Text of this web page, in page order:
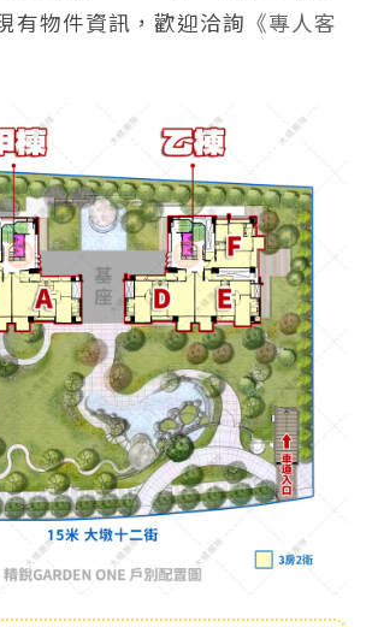
有物件資訊，歡迎洽詢 《專人客